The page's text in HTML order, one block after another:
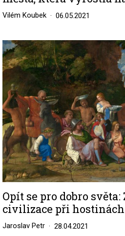
Vilém Koubek 06.05.2021
Image
Opít se pro dobro
civilizace při
Jaroslav Petr 28.04.2021